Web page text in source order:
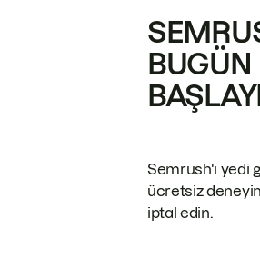
BUGÜN
Semrush'ı yedi
ücretsiz
iptal edin.